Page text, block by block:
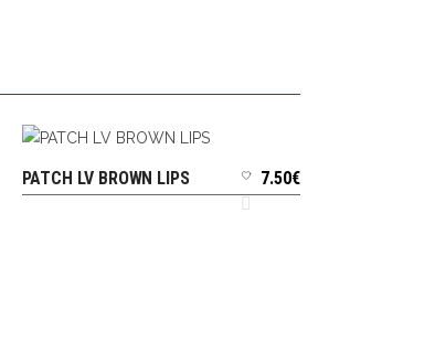
AJOUTER AU PANIER
PATCH LV BROWN LIPS 7.50€